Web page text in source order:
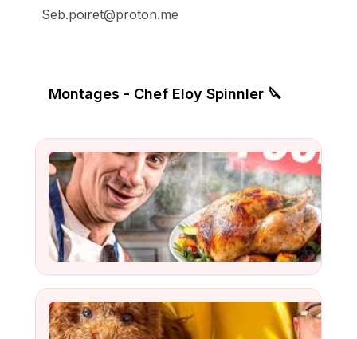
Seb.poiret@proton.me
Montages - Chef Eloy Spinnler 🔪
Le MEILLEUR poulet rôti
Watch